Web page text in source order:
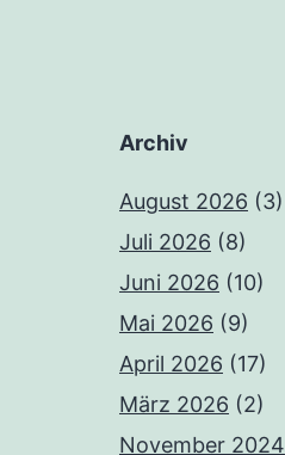
Archiv
August 2026 (3)
Juli 2026 (8)
Juni 2026 (10)
Mai 2026 (9)
April 2026 (17)
März 2026 (2)
November 2024